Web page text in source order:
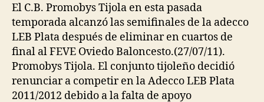
El C.B. Promobys Tijola en esta pasada
temporada alcanzó las semifinales de la adecco
LEB Plata después de eliminar en cuartos de
final al FEVE Oviedo Baloncesto.(27/07/11).
Promobys Tijola. El conjunto tijoleño decidió
renunciar a competir en la Adecco LEB Plata
2011/2012 debido a la falta de apoyo